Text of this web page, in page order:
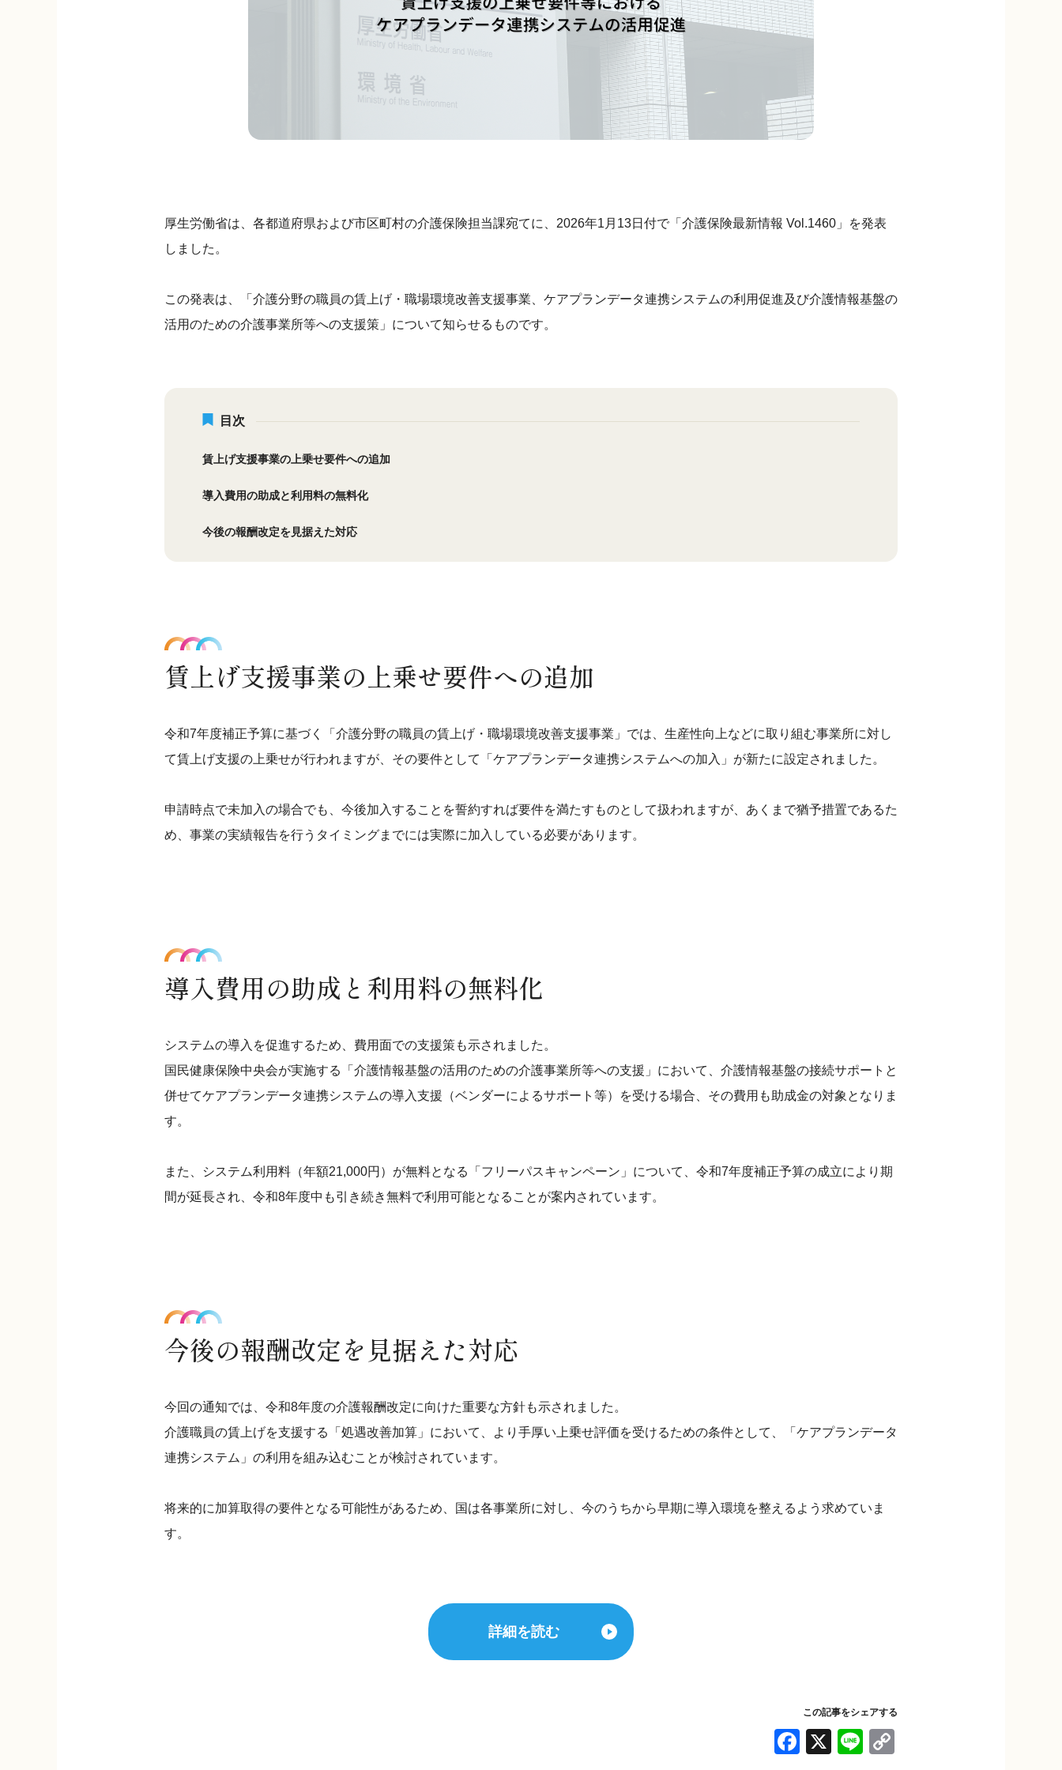
厚生労働省は、各都道府県および市区町村の介護保険担当課宛てに、2026年1月13日付で「介護保険最新情報 Vol.1460」を発表
しました。
この発表は、「介護分野の職員の賃上げ・職場環境改善支援事業、ケアプランデータ連携システムの利用促進及び介護情報基盤の
活用のための介護事業所等への支援策」について知らせるものです。
目次
賃上げ支援事業の上乗せ要件への追加
導入費用の助成と利用料の無料化
今後の報酬改定を見据えた対応
賃上げ支援事業の上乗せ要件への追加
令和7年度補正予算に基づく「介護分野の職員の賃上げ・職場環境改善支援事業」では、生産性向上などに取り組む事業所に対し
て賃上げ支援の上乗せが行われますが、その要件として「ケアプランデータ連携システムへの加入」が新たに設定されました。
申請時点で未加入の場合でも、今後加入することを誓約すれば要件を満たすものとして扱われますが、あくまで猶予措置であるた
め、事業の実績報告を行うタイミングまでには実際に加入している必要があります。
導入費用の助成と利用料の無料化
システムの導入を促進するため、費用面での支援策も示されました。
国民健康保険中央会が実施する「介護情報基盤の活用のための介護事業所等への支援」において、介護情報基盤の接続サポートと
併せてケアプランデータ連携システムの導入支援（ベンダーによるサポート等）を受ける場合、その費用も助成金の対象となりま
す。
また、システム利用料（年額21,000円）が無料となる「フリーパスキャンペーン」について、令和7年度補正予算の成立により期
間が延長され、令和8年度中も引き続き無料で利用可能となることが案内されています。
今後の報酬改定を見据えた対応
今回の通知では、令和8年度の介護報酬改定に向けた重要な方針も示されました。
介護職員の賃上げを支援する「処遇改善加算」において、より手厚い上乗せ評価を受けるための条件として、「ケアプランデータ
連携システム」の利用を組み込むことが検討されています。
将来的に加算取得の要件となる可能性があるため、国は各事業所に対し、今のうちから早期に導入環境を整えるよう求めていま
す。
詳細を読む
この記事をシェアする
F X Li